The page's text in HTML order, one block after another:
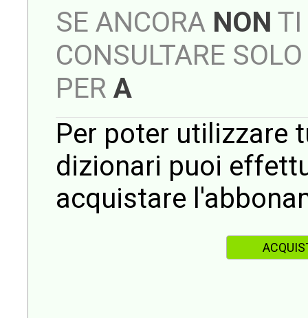
SE ANCORA NON TI
CONSULTARE
PER A
Per poter utilizzare
dizionari puoi
acquistare